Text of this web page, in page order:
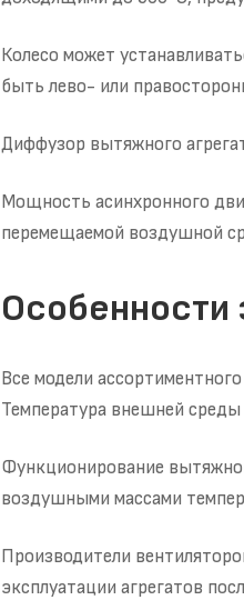
Колесо может
быть лево- или
Диффузор вытяжного
Мощность асинхронного
перемещаемой воздушной
Особенности
Все модели
Температура внешней
Функционирование
воздушными массами
Производители
эксплуатации агрегатов